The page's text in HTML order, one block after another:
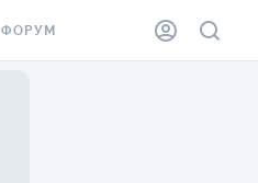
ФОРУМ